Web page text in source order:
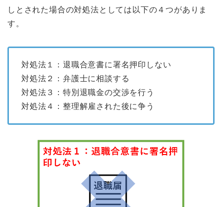
しとされた場合の対処法としては以下の４つがありま
す。
対処法１：退職合意書に署名押印しない
対処法２：弁護士に相談する
対処法３：特別退職金の交渉を行う
対処法４：整理解雇された後に争う